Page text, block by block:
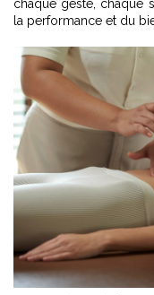
chaque geste, chaque
la performance et du